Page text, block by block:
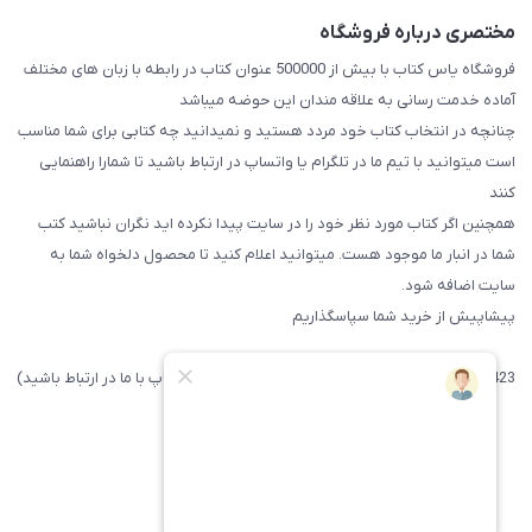
مختصری درباره فروشگاه
فروشگاه یاس کتاب با بیش از 500000 عنوان کتاب در رابطه با زبان های مختلف
آماده خدمت رسانی به علاقه مندان این حوضه میباشد
چنانچه در انتخاب کتاب خود مردد هستید و نمیدانید چه کتابی برای شما مناسب
است میتوانید با تیم ما در تلگرام یا واتساپ در ارتباط باشید تا شما‌را راهنمایی
کنند
همچنین اگر کتاب مورد نظر خود را در سایت پیدا نکرده اید نگران نباشید کتب
شما در انبار ما موجود هست. میتوانید اعلام کنید تا محصول دلخواه شما به
سایت اضافه شود.
پیشاپیش از خرید شما سپاسگذاریم
09371742423 (لطفا فقط پیامک داده و یا از طریق واتساپ با ما در ارتباط باشید)